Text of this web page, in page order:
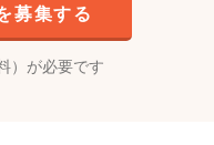
募集する
）が必要です